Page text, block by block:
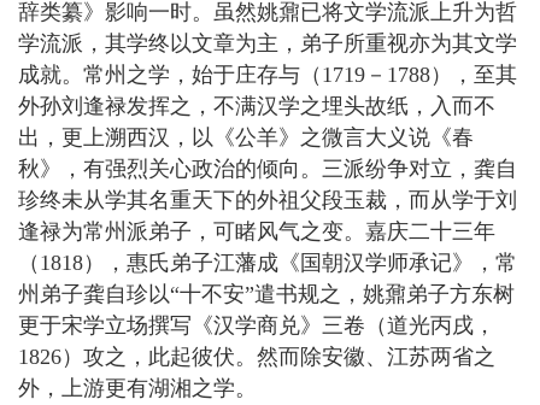
辞类纂》影响一时。虽然姚鼐已将文学流派上升为哲
学流派，其学终以文章为主，弟子所重视亦为其文学
成就。常州之学，始于庄存与（1719－1788），至其
外孙刘逢禄发挥之，不满汉学之埋头故纸，入而不
出，更上溯西汉，以《公羊》之微言大义说《春
秋》，有强烈关心政治的倾向。三派纷争对立，龚自
珍终未从学其名重天下的外祖父段玉裁，而从学于刘
逢禄为常州派弟子，可睹风气之变。嘉庆二十三年
（1818），惠氏弟子江藩成《国朝汉学师承记》，常
州弟子龚自珍以“十不安”遣书规之，姚鼐弟子方东树
更于宋学立场撰写《汉学商兑》三卷（道光丙戌，
1826）攻之，此起彼伏。然而除安徽、江苏两省之
外，上游更有湖湘之学。